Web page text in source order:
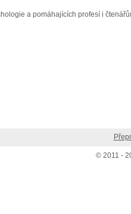
a pomáhajících profesí i
© 2011 -